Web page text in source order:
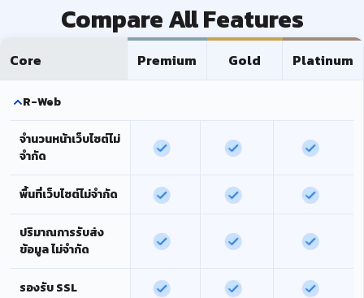
Compare All Features
Core Premium Gold Platinum
R-Web
จำนวนหน้าเว็บไซต์ไม่
จำกัด
พื้นที่เว็บไซต์ไม่จำกัด
ปริมาณการรับส่ง
ข้อมูล ไม่จำกัด
รองรับ SSL